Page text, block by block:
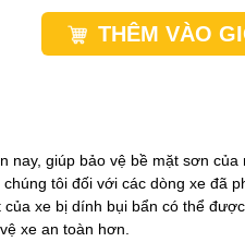
THÊM VÀO
nay, giúp bảo vệ bề mặt sơn
tôi đối với các dòng xe đã
xe bị dính bụi bẩn có thể
xe an toàn hơn.